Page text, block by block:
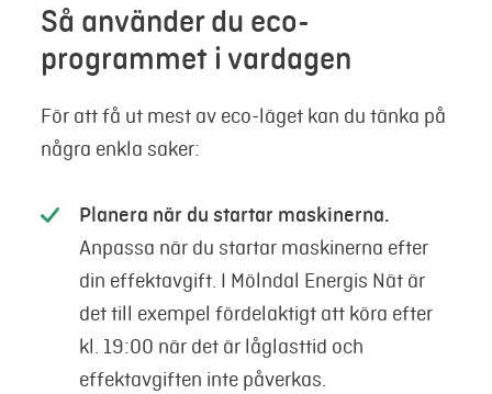
Så använder du eco-
programmet i vardagen
För att få ut mest av eco-läget kan du tänka på
några enkla saker:
Planera när du startar maskinerna.
Anpassa när du startar maskinerna efter
din effektavgift. I Mölndal Energis Nät är
det till exempel fördelaktigt att köra efter
kl. 19:00 när det är låglasttid och
effektavgiften inte påverkas.